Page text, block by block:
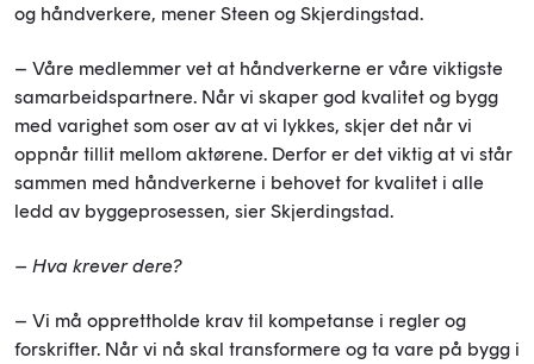
og håndverkere, mener Steen og Skjerdingstad.
– Våre medlemmer vet at håndverkerne er våre viktigste
samarbeidspartnere. Når vi skaper god kvalitet og bygg
med varighet som oser av at vi lykkes, skjer det når vi
oppnår tillit mellom aktørene. Derfor er det viktig at vi står
sammen med håndverkerne i behovet for kvalitet i alle
ledd av byggeprosessen, sier Skjerdingstad.
– Hva krever dere?
– Vi må opprettholde krav til kompetanse i regler og
forskrifter. Når vi nå skal transformere og ta vare på bygg i